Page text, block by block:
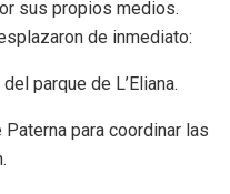
sus propios medios.
de inmediato:
del parque de L’Eliana.
para coordinar las